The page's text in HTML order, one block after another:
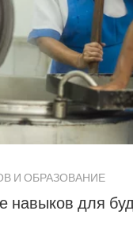
И ОБРАЗОВАНИЕ
навыков для